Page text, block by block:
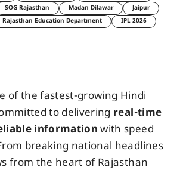
SOG Rajasthan Madan Dilawar
Jaipur
Rajasthan Education Department IPL 2026
of the fastest-growing Hindi
to delivering real-time
information with speed
breaking national headlines
from the heart of Rajasthan